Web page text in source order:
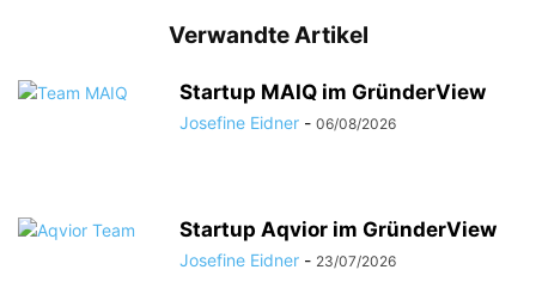
Verwandte Artikel
Startup MAIQ im GründerView
Josefine Eidner - 06/08/2026
Startup Aqvior im GründerView
Josefine Eidner - 23/07/2026